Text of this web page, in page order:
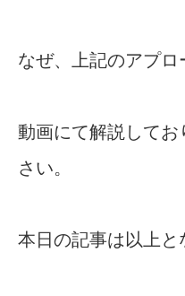
なぜ、上記のアプ
動画にて解説して
さい。
本日の記事は以上と